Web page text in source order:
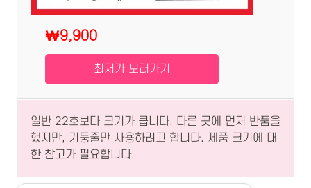
₩9,900
최저가 보러가기
일반 22호보다 크기가 큽니다. 다른 곳에 먼저 반품을
했지만, 기둥줄만 사용하려고 합니다. 제품 크기에 대
한 참고가 필요합니다.